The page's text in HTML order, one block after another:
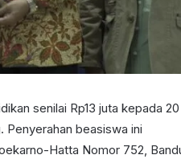
senilai Rp13 juta kepada 20
Penyerahan beasiswa ini
Hatta Nomor 752,